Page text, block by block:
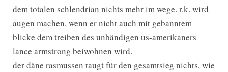
dem totalen schlendrian nichts mehr im wege. r.k. wird
augen machen, wenn er nicht auch mit gebanntem
blicke dem treiben des unbändigen us-amerikaners
lance armstrong beiwohnen wird.
der däne rasmussen taugt für den gesamtsieg nichts, wie